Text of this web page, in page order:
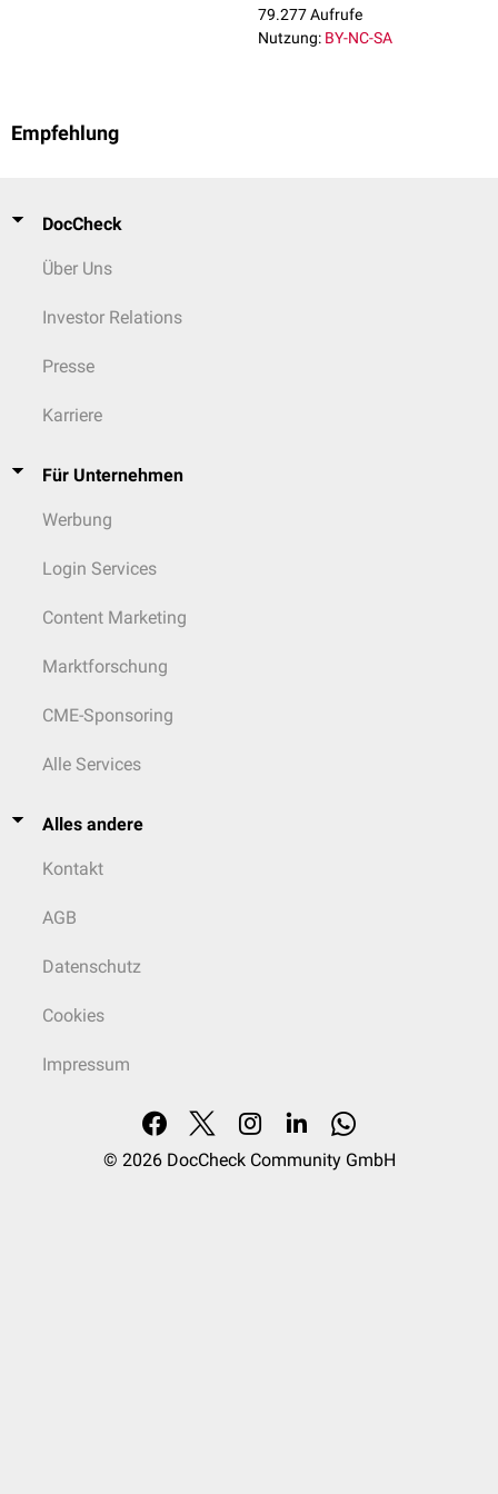
79.277 Aufrufe
Nutzung: BY-NC-SA
Empfehlung
DocCheck
Über Uns
Investor Relations
Presse
Karriere
Für Unternehmen
Werbung
Login Services
Content Marketing
Marktforschung
CME-Sponsoring
Alle Services
Alles andere
Kontakt
AGB
Datenschutz
Cookies
Impressum
© 2026 DocCheck Community GmbH